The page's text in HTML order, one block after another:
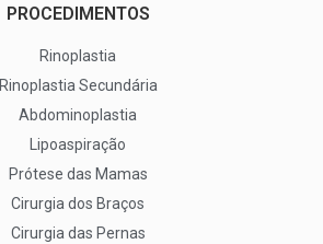
PROCEDIMENTOS
Rinoplastia
Rinoplastia Secundária
Abdominoplastia
Lipoaspiração
Prótese das Mamas
Cirurgia dos Braços
Cirurgia das Pernas